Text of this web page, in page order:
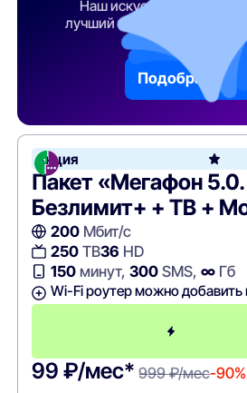
Наш искусственный
лучший тарифный план по
Подобрать
Акция
Пакет «Мегафон 5.0.
Безлимит+ + ТВ +
200Мбит/с
250ТВ36 HD
150минут, 300SMS, ∞Гб
Wi-Fi роутер можно добавить
99 ₽/мес* 999 ₽/мес-90%